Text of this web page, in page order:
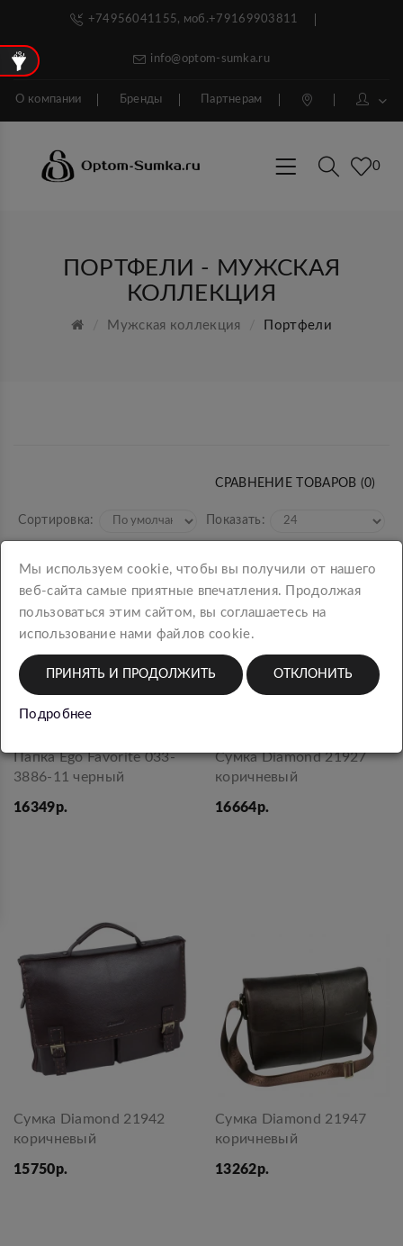
+74956041155, моб.+79169903811
info@optom-sumka.ru
О компании Бренды Партнерам
0
ПОРТФЕЛИ - МУЖСКАЯ
КОЛЛЕКЦИЯ
Мужская коллекция Портфели
СРАВНЕНИЕ ТОВАРОВ (0)
Сортировка: Показать:
Папка Ego Favorite 033-
3886-11 черный
16349р.
Сумка Diamond 21927
коричневый
16664р.
Сумка Diamond 21942
коричневый
15750р.
Сумка Diamond 21947
коричневый
13262р.
Мы используем cookie, чтобы вы получили от нашего
веб-сайта самые приятные впечатления. Продолжая
пользоваться этим сайтом, вы соглашаетесь на
использование нами файлов cookie.
ПРИНЯТЬ И ПРОДОЛЖИТЬ ОТКЛОНИТЬ
Подробнее